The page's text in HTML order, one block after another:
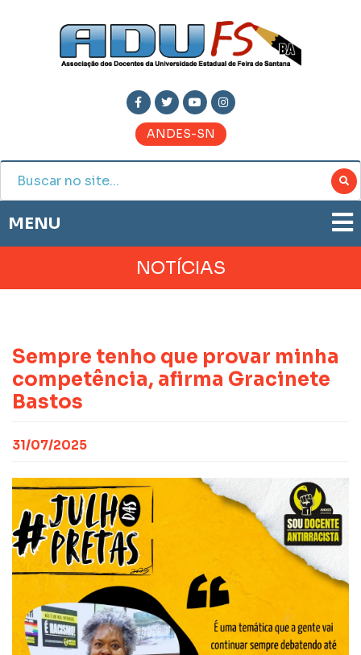
ANDES-SN
MENU
HISTÓRIA
NOTAS PUBLICADAS
JURÍDICO
PRESTAÇÃO DE CONTAS
CONTATO
FILIE-SE
NOTÍCIAS
Sempre tenho que provar minha
competência, afirma Gracinete
Bastos
31/07/2025